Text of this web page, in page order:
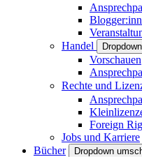
Handel
Vorschauen
Rechte und
Foreign
Jobs und Karriere
Bücher
Dropdown